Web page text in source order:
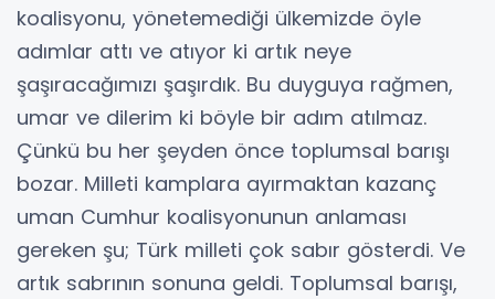
koalisyonu, yönetemediği ülkemizde öyle
adımlar attı ve atıyor ki artık neye
şaşıracağımızı şaşırdık. Bu duyguya rağmen,
umar ve dilerim ki böyle bir adım atılmaz.
Çünkü bu her şeyden önce toplumsal barışı
bozar. Milleti kamplara ayırmaktan kazanç
uman Cumhur koalisyonunun anlaması
gereken şu; Türk milleti çok sabır gösterdi. Ve
artık sabrının sonuna geldi. Toplumsal barışı,